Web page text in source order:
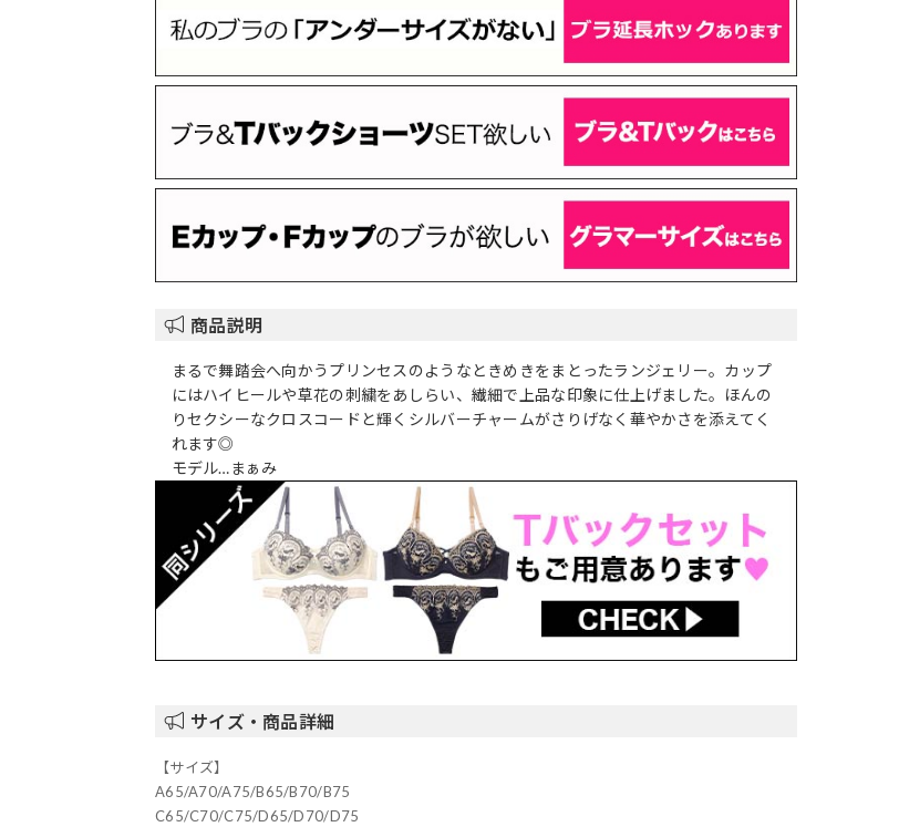
商品説明
まるで舞踏会へ向かうプリンセスのようなときめきをまとったランジェリー。カップ
にはハイヒールや草花の刺繍をあしらい、繊細で上品な印象に仕上げました。ほんの
りセクシーなクロスコードと輝くシルバーチャームがさりげなく華やかさを添えてく
れます◎
モデル…まぁみ
サイズ・商品詳細
【サイズ】
A65/A70/A75/B65/B70/B75
C65/C70/C75/D65/D70/D75